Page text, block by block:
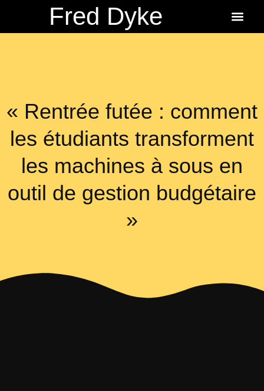
Fred Dyke
« Rentrée futée : comment
les étudiants transforment
les machines à sous en
outil de gestion budgétaire
»